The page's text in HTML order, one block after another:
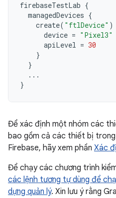
firebaseTestLab {
managedDevices {
create( "ftlDevice" )
device = "Pixel3"
apiLevel = 30
}
}
...
}
Để xác định một nhóm các
bao gồm cả các thiết bị
Firebase, hãy xem phần Xác
Để chạy các chương trình
các lệnh tương tự dùng để
dựng quản lý. Xin lưu ý rằng